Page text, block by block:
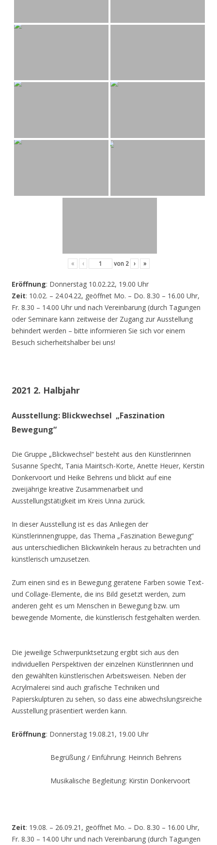
« ‹ von 2 › »
Eröffnung: Donnerstag 10.02.22, 19.00 Uhr
Zeit: 10.02. – 24.04.22, geöffnet Mo. – Do. 8.30 – 16.00 Uhr,
Fr. 8.30 – 14.00 Uhr und nach Vereinbarung (durch Tagungen
oder Seminare kann zeitweise der Zugang zur Ausstellung
behindert werden – bitte informieren Sie sich vor einem
Besuch sicherheitshalber bei uns!
2021 2. Halbjahr
Ausstellung: Blickwechsel „Faszination
Bewegung“
Die Gruppe „Blickwechsel“ besteht aus den Künstlerinnen
Susanne Specht, Tania Mairitsch-Korte, Anette Heuer, Kerstin
Donkervoort und Heike Behrens und blickt auf eine
zweijährige kreative Zusammenarbeit und
Ausstellungstätigkeit im Kreis Unna zurück.
In dieser Ausstellung ist es das Anliegen der
Künstlerinnengruppe, das Thema „Faszination Bewegung“
aus unterschiedlichen Blickwinkeln heraus zu betrachten und
künstlerisch umzusetzen.
Zum einen sind es in Bewegung geratene Farben sowie Text-
und Collage-Elemente, die ins Bild gesetzt werden, zum
anderen geht es um Menschen in Bewegung bzw. um
bewegende Momente, die künstlerisch festgehalten werden.
Die jeweilige Schwerpunktsetzung ergibt sich aus den
individuellen Perspektiven der einzelnen Künstlerinnen und
den gewählten künstlerischen Arbeitsweisen. Neben der
Acrylmalerei sind auch grafische Techniken und
Papierskulpturen zu sehen, so dass eine abwechslungsreiche
Ausstellung präsentiert werden kann.
Eröffnung: Donnerstag 19.08.21, 19.00 Uhr
Begrüßung / Einführung: Heinrich Behrens
Musikalische Begleitung: Kirstin Donkervoort
Zeit: 19.08. – 26.09.21, geöffnet Mo. – Do. 8.30 – 16.00 Uhr,
Fr. 8.30 – 14.00 Uhr und nach Vereinbarung (durch Tagungen